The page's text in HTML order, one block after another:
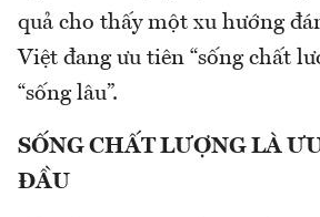
quả cho thấy một xu hướng
Việt đang ưu tiên “sống chất
“sống lâu”.
SỐNG CHẤT LƯỢNG LÀ
ĐẦU